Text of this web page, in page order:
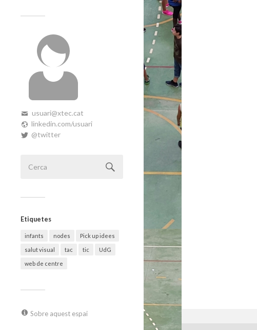
usuari@xtec.cat
linkedin.com/usuari
@twitter
Etiquetes
infants nodes Pick up idees
salut visual tac tic UdG
web de centre
Sobre aquest espai